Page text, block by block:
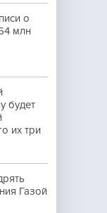
о
млн
будет
их три
Газой